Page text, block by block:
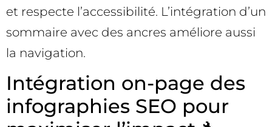
et respecte l’accessibilité. L’intégration d’un
sommaire avec des ancres améliore aussi
la navigation.
Intégration on-page des
infographies SEO pour